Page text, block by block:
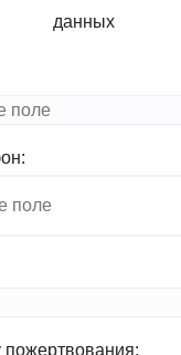
данных
пожертвования: